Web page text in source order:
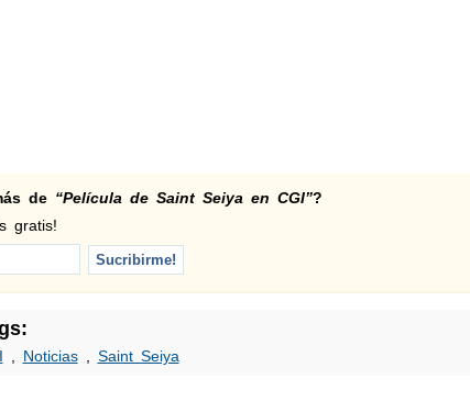
de “Película de Saint Seiya en CGI”?
gratis!
Noticias, Saint Seiya